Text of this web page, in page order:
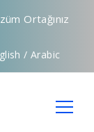
Ortağınız
/Arabic